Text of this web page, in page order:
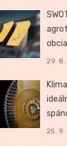
29.
25. 9.